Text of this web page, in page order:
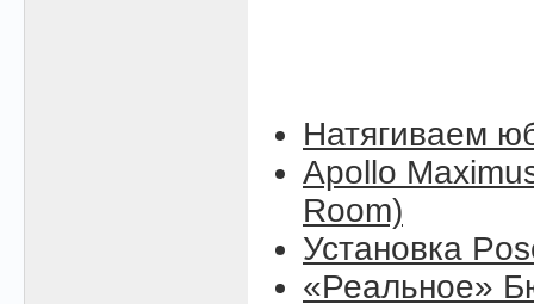
Натягиваем
Apollo
Room)
Установка
«Реальное»